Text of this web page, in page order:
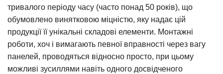
тривалого періоду часу (часто понад 50 років), що
обумовлено винятковою міцністю, яку надає цій
продукції її унікальні складові елементи. Монтажні
роботи, хоч і вимагають певної вправності через вагу
панелей, проводяться відносно просто, при цьому
можливі зусиллями навіть одного досвідченого